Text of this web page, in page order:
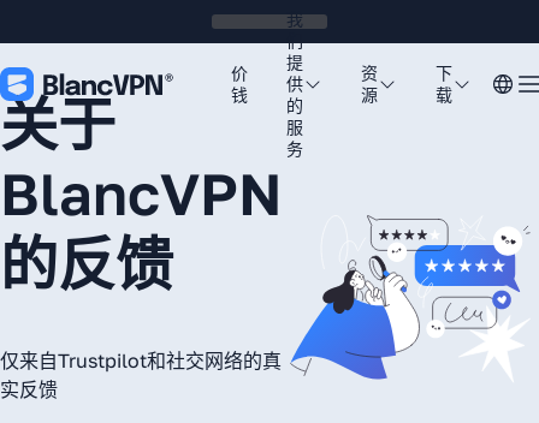
价
钱
我
们
提
供
的
服
务
资
源
下
载
关于
BlancVPN
的反馈
仅来自Trustpilot和社交网络的真
实反馈